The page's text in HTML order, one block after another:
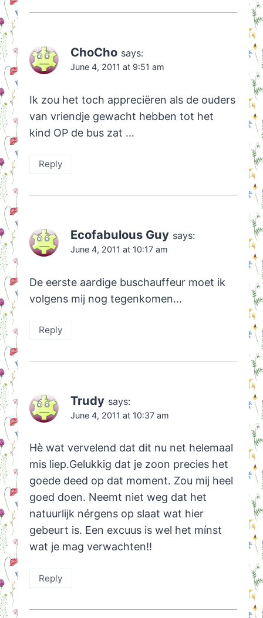
ChoCho says:
June 4, 2011 at 9:51 am
Ik zou het toch appreciëren als de ouders
van vriendje gewacht hebben tot het
kind OP de bus zat …
Reply
Ecofabulous Guy says:
June 4, 2011 at 10:17 am
De eerste aardige buschauffeur moet ik
volgens mij nog tegenkomen…
Reply
Trudy says:
June 4, 2011 at 10:37 am
Hè wat vervelend dat dit nu net helemaal
mis liep.Gelukkig dat je zoon precies het
goede deed op dat moment. Zou mij heel
goed doen. Neemt niet weg dat het
natuurlijk nérgens op slaat wat hier
gebeurt is. Een excuus is wel het mínst
wat je mag verwachten!!
Reply